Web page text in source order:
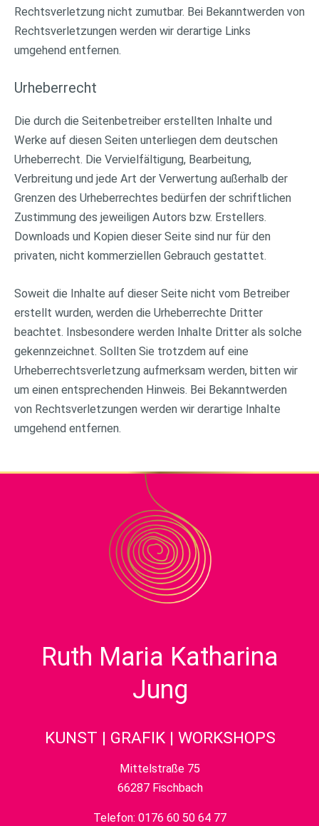
Rechtsverletzung nicht zumutbar. Bei Bekanntwerden von
Rechtsverletzungen werden wir derartige Links
umgehend entfernen.
Urheberrecht
Die durch die Seitenbetreiber erstellten Inhalte und
Werke auf diesen Seiten unterliegen dem deutschen
Urheberrecht. Die Vervielfältigung, Bearbeitung,
Verbreitung und jede Art der Verwertung außerhalb der
Grenzen des Urheberrechtes bedürfen der schriftlichen
Zustimmung des jeweiligen Autors bzw. Erstellers.
Downloads und Kopien dieser Seite sind nur für den
privaten, nicht kommerziellen Gebrauch gestattet.
Soweit die Inhalte auf dieser Seite nicht vom Betreiber
erstellt wurden, werden die Urheberrechte Dritter
beachtet. Insbesondere werden Inhalte Dritter als solche
gekennzeichnet. Sollten Sie trotzdem auf eine
Urheberrechtsverletzung aufmerksam werden, bitten wir
um einen entsprechenden Hinweis. Bei Bekanntwerden
von Rechtsverletzungen werden wir derartige Inhalte
umgehend entfernen.
Ruth Maria Katharina
Jung
KUNST | GRAFIK | WORKSHOPS
Mittelstraße 75
66287 Fischbach
Telefon: 0176 60 50 64 77